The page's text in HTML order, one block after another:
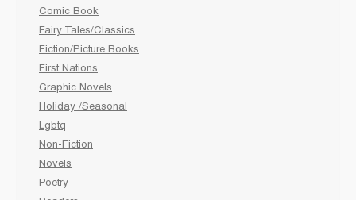
Comic Book
Fairy Tales/Classics
Fiction/Picture Books
First Nations
Graphic Novels
Holiday /Seasonal
Lgbtq
Non-Fiction
Novels
Poetry